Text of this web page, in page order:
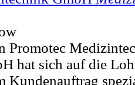
Promotec
hat sich auf die
Kundenauftrag